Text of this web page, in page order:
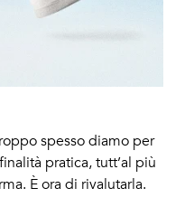
spesso diamo per
pratica, tutt’al più
È ora di rivalutarla.